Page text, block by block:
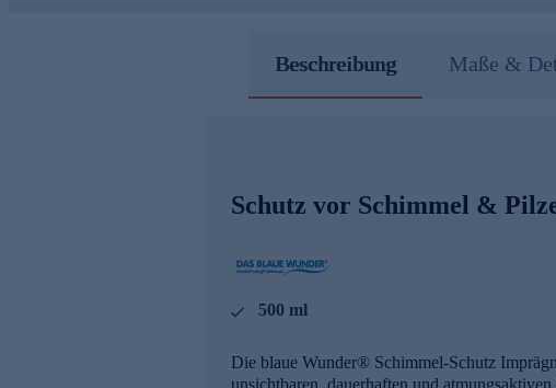
Beschreibung Maße &
Schutz vor Schimmel &
500 ml
Die blaue Wunder® Schimmel-Schutz